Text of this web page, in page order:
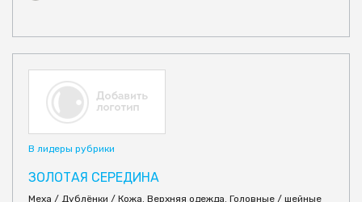
В лидеры рубрики
ЗОЛОТАЯ СЕРЕДИНА
Меха / Дублёнки / Кожа. Верхняя одежда. Головные / шейные